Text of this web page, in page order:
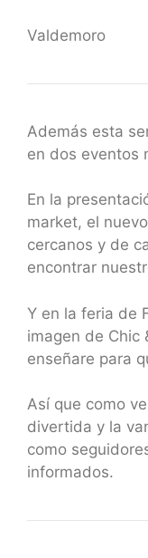
Valdemoro
Además esta
en dos eventos
En la
market, el
cercanos y de
encontrar
Y en la feria de
imagen de Chic
enseñare para
Así que como
divertida y la
como
informados.